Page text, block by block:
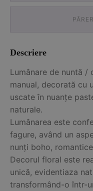
Descriere
Lumânare de nuntă /
manual, decorată cu
uscate în nuanțe
naturale.
Lumânarea este
fagure, având un
nunți boho,
Decorul floral este
unică, evidentiaza
transformând-o într-